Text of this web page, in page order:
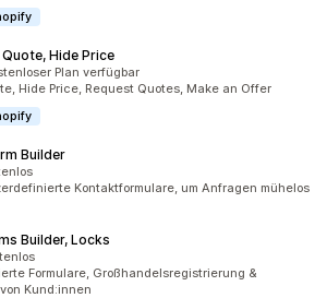
Hide Price
insgesamtPlan verfügbar
Hide Price, Request Quotes, Make an Offer
Builder
insgesamt
Kontaktformulare, um Anfragen mühelos
Builder, Locks
insgesamt
Formulare, Großhandelsregistrierung &
Kund:innen